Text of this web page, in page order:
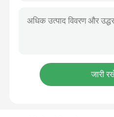
टैंटलम उत्पाद
टाइटेनियम उत्पाद